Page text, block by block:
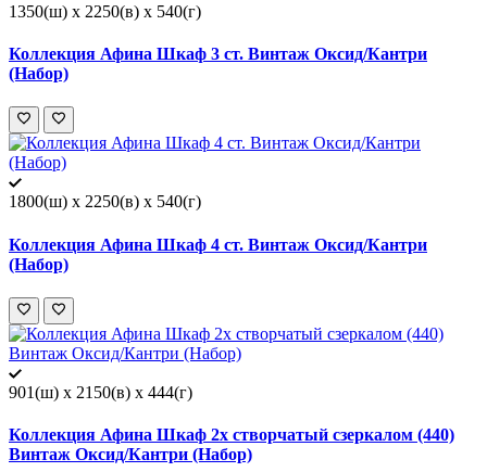
1350(ш) x 2250(в) x 540(г)
Коллекция Афина Шкаф 3 ст. Винтаж Оксид/Кантри
(Набор)
1800(ш) x 2250(в) x 540(г)
Коллекция Афина Шкаф 4 ст. Винтаж Оксид/Кантри
(Набор)
901(ш) x 2150(в) x 444(г)
Коллекция Афина Шкаф 2х створчатый сзеркалом (440)
Винтаж Оксид/Кантри (Набор)